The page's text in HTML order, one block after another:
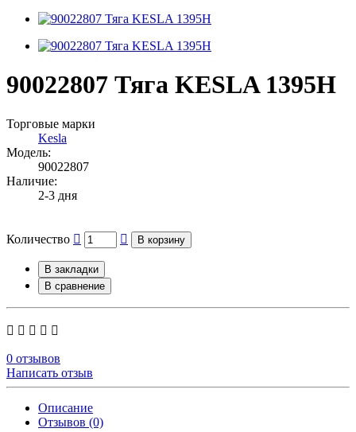
90022807 Тяга KESLA 1395H
Торговые марки
Kesla
Модель:
90022807
Наличие:
2-3 дня
Количество В корзину
В закладки
В сравнение
0 отзывов
Написать отзыв
Описание
Отзывов (0)